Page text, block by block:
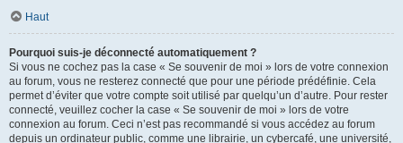
Haut
Pourquoi suis-je déconnecté automatiquement ?
Si vous ne cochez pas la case « Se souvenir de moi » lors de votre connexion
au forum, vous ne resterez connecté que pour une période prédéfinie. Cela
permet d’éviter que votre compte soit utilisé par quelqu’un d’autre. Pour rester
connecté, veuillez cocher la case « Se souvenir de moi » lors de votre
connexion au forum. Ceci n’est pas recommandé si vous accédez au forum
depuis un ordinateur public, comme une librairie, un cybercafé, une université,